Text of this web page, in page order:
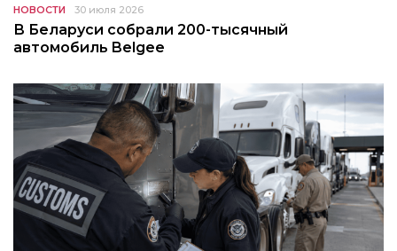
НОВОСТИ 30 июля 2026
В Беларуси собрали 200-тысячный
автомобиль Belgee